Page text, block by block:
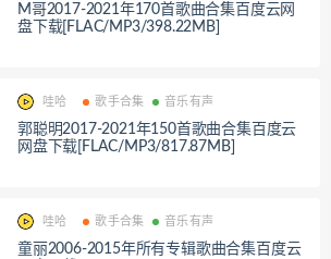
M哥2017-2021年170首歌曲合集百度云网
盘下载[FLAC/MP3/398.22MB]
哇哈 歌手合集 音乐有声
郭聪明2017-2021年150首歌曲合集百度云
网盘下载[FLAC/MP3/817.87MB]
哇哈 歌手合集 音乐有声
童丽2006-2015年所有专辑歌曲合集百度云